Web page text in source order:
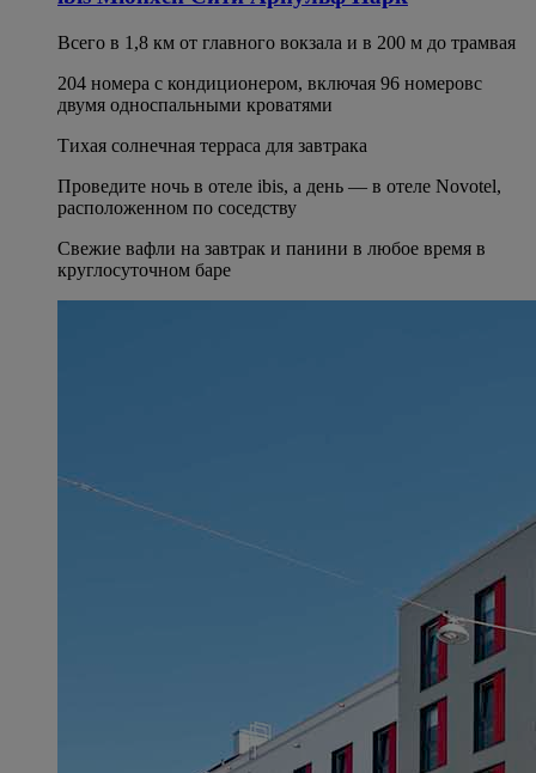
Всего в 1,8 км от главного вокзала и в 200 м до трамвая
204 номера с кондиционером, включая 96 номеровс
двумя односпальными кроватями
Тихая солнечная терраса для завтрака
Проведите ночь в отеле ibis, а день — в отеле Novotel,
расположенном по соседству
Свежие вафли на завтрак и панини в любое время в
круглосуточном баре